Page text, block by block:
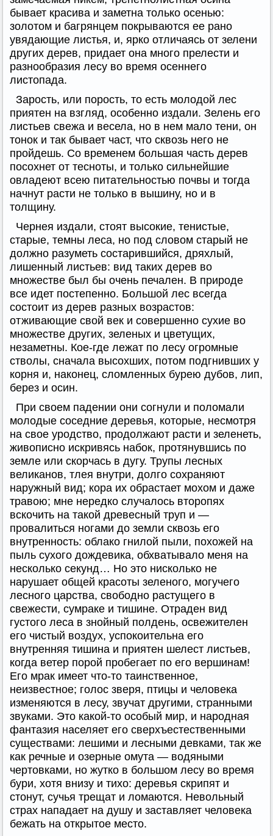
бывает красива и заметна только осенью:
золотом и багрянцем покрываются ее рано
увядающие листья, и, ярко отличаясь от зелени
других дерев, придает она много прелести и
разнообразия лесу во время осеннего
листопада.
Зарость, или порость, то есть молодой лес
приятен на взгляд, особенно издали. Зелень его
листьев свежа и весела, но в нем мало тени, он
тонок и так бывает част, что сквозь него не
пройдешь. Со временем большая часть дерев
посохнет от тесноты, и только сильнейшие
овладеют всею питательностью почвы и тогда
начнут расти не только в вышину, но и в
толщину.
Чернея издали, стоят высокие, тенистые,
старые, темны леса, но под словом старый не
должно разуметь состарившийся, дряхлый,
лишенный листьев: вид таких дерев во
множестве был бы очень печален. В природе
все идет постепенно. Большой лес всегда
состоит из дерев разных возрастов:
отживающие свой век и совершенно сухие во
множестве других, зеленых и цветущих,
незаметны. Кое-где лежат по лесу огромные
стволы, сначала высохших, потом подгнивших у
корня и, наконец, сломленных бурею дубов, лип,
берез и осин.
При своем падении они согнули и поломали
молодые соседние деревья, которые, несмотря
на свое уродство, продолжают расти и зеленеть,
живописно искривясь набок, протянувшись по
земле или скорчась в дугу. Трупы лесных
великанов, тлея внутри, долго сохраняют
наружный вид; кора их обрастает мохом и даже
травою; мне нередко случалось второпях
вскочить на такой древесный труп и —
провалиться ногами до земли сквозь его
внутренность: облако гнилой пыли, похожей на
пыль сухого дождевика, обхватывало меня на
несколько секунд… Но это нисколько не
нарушает общей красоты зеленого, могучего
лесного царства, свободно растущего в
свежести, сумраке и тишине. Отраден вид
густого леса в знойный полдень, освежителен
его чистый воздух, успокоительна его
внутренняя тишина и приятен шелест листьев,
когда ветер порой пробегает по его вершинам!
Его мрак имеет что-то таинственное,
неизвестное; голос зверя, птицы и человека
изменяются в лесу, звучат другими, странными
звуками. Это какой-то особый мир, и народная
фантазия населяет его сверхъестественными
существами: лешими и лесными девками, так же
как речные и озерные омута — водяными
чертовками, но жутко в большом лесу во время
бури, хотя внизу и тихо: деревья скрипят и
стонут, сучья трещат и ломаются. Невольный
страх нападает на душу и заставляет человека
бежать на открытое место.